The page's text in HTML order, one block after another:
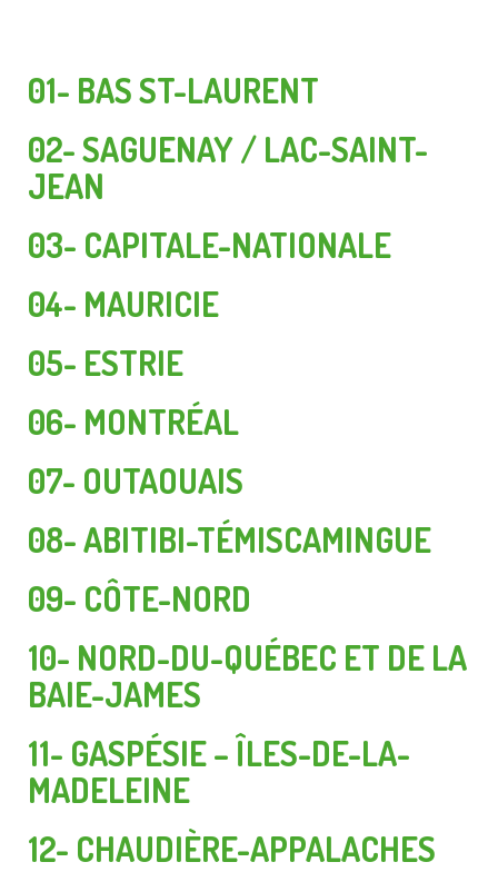
01- BAS ST-LAURENT
02- SAGUENAY / LAC-SAINT-
JEAN
03- CAPITALE-NATIONALE
04- MAURICIE
05- ESTRIE
06- MONTRÉAL
07- OUTAOUAIS
08- ABITIBI-TÉMISCAMINGUE
09- CÔTE-NORD
10- NORD-DU-QUÉBEC ET DE LA
BAIE-JAMES
11- GASPÉSIE – ÎLES-DE-LA-
MADELEINE
12- CHAUDIÈRE-APPALACHES